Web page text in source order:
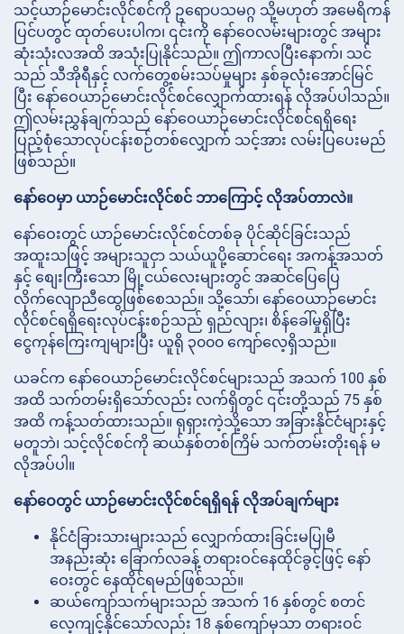
သင့်ယာဉ်မောင်းလိုင်စင်ကို ဥရောပသမဂ္ဂ သို့မဟုတ် အမေရိကန်
ပြင်ပတွင် ထုတ်ပေးပါက၊ ၎င်းကို နော်ဝေလမ်းများတွင် အများ
ဆုံးသုံးလအထိ အသုံးပြုနိုင်သည်။ ဤကာလပြီးနောက်၊ သင်
သည် သီအိုရီနှင့် လက်တွေ့စမ်းသပ်မှုများ နှစ်ခုလုံးအောင်မြင်
ပြီး နော်ဝေယာဉ်မောင်းလိုင်စင်လျှောက်ထားရန် လိုအပ်ပါသည်။
ဤလမ်းညွှန်ချက်သည် နော်ဝေယာဉ်မောင်းလိုင်စင်ရရှိရေး
ပြည့်စုံသောလုပ်ငန်းစဉ်တစ်လျှောက် သင့်အား လမ်းပြပေးမည်
ဖြစ်သည်။
နော်ဝေမှာ ယာဉ်မောင်းလိုင်စင် ဘာကြောင့် လိုအပ်တာလဲ။
နော်ဝေးတွင် ယာဉ်မောင်းလိုင်စင်တစ်ခု ပိုင်ဆိုင်ခြင်းသည်
အထူးသဖြင့် အများသူငှာ သယ်ယူပို့ဆောင်ရေး အကန့်အသတ်
နှင့် စျေးကြီးသော မြို့ငယ်လေးများတွင် အဆင်ပြေပြေ
လိုက်လျောညီထွေဖြစ်စေသည်။ သို့သော်၊ နော်ဝေယာဉ်မောင်း
လိုင်စင်ရရှိရေးလုပ်ငန်းစဉ်သည် ရှည်လျား၊ စိန်ခေါ်မှုရှိပြီး
ငွေကုန်ကြေးကျများပြီး ယူရို ၃၀၀၀ ကျော်လေ့ရှိသည်။
ယခင်က နော်ဝေယာဉ်မောင်းလိုင်စင်များသည် အသက် 100 နှစ်
အထိ သက်တမ်းရှိသော်လည်း လက်ရှိတွင် ၎င်းတို့သည် 75 နှစ်
အထိ ကန့်သတ်ထားသည်။ ရုရှားကဲ့သို့သော အခြားနိုင်ငံများနှင့်
မတူဘဲ၊ သင့်လိုင်စင်ကို ဆယ်နှစ်တစ်ကြိမ် သက်တမ်းတိုးရန် မ
လိုအပ်ပါ။
နော်ဝေတွင် ယာဉ်မောင်းလိုင်စင်ရရှိရန် လိုအပ်ချက်များ
နိုင်ငံခြားသားများသည် လျှောက်ထားခြင်းမပြုမီ
အနည်းဆုံး ခြောက်လခန့် တရားဝင်နေထိုင်ခွင့်ဖြင့် နော်
ဝေးတွင် နေထိုင်ရမည်ဖြစ်သည်။
ဆယ်ကျော်သက်များသည် အသက် 16 နှစ်တွင် စတင်
လေ့ကျင့်နိုင်သော်လည်း 18 နှစ်ကျော်မှသာ တရားဝင်